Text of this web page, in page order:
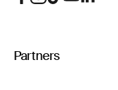
Partners